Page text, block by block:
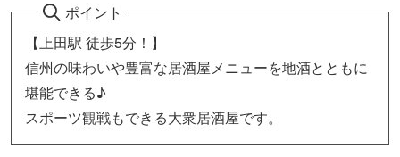
ポイント
【上田駅 徒歩5分！】
信州の味わいや豊富な居酒屋メニューを地酒とともに
堪能できる♪
スポーツ観戦もできる大衆居酒屋です。